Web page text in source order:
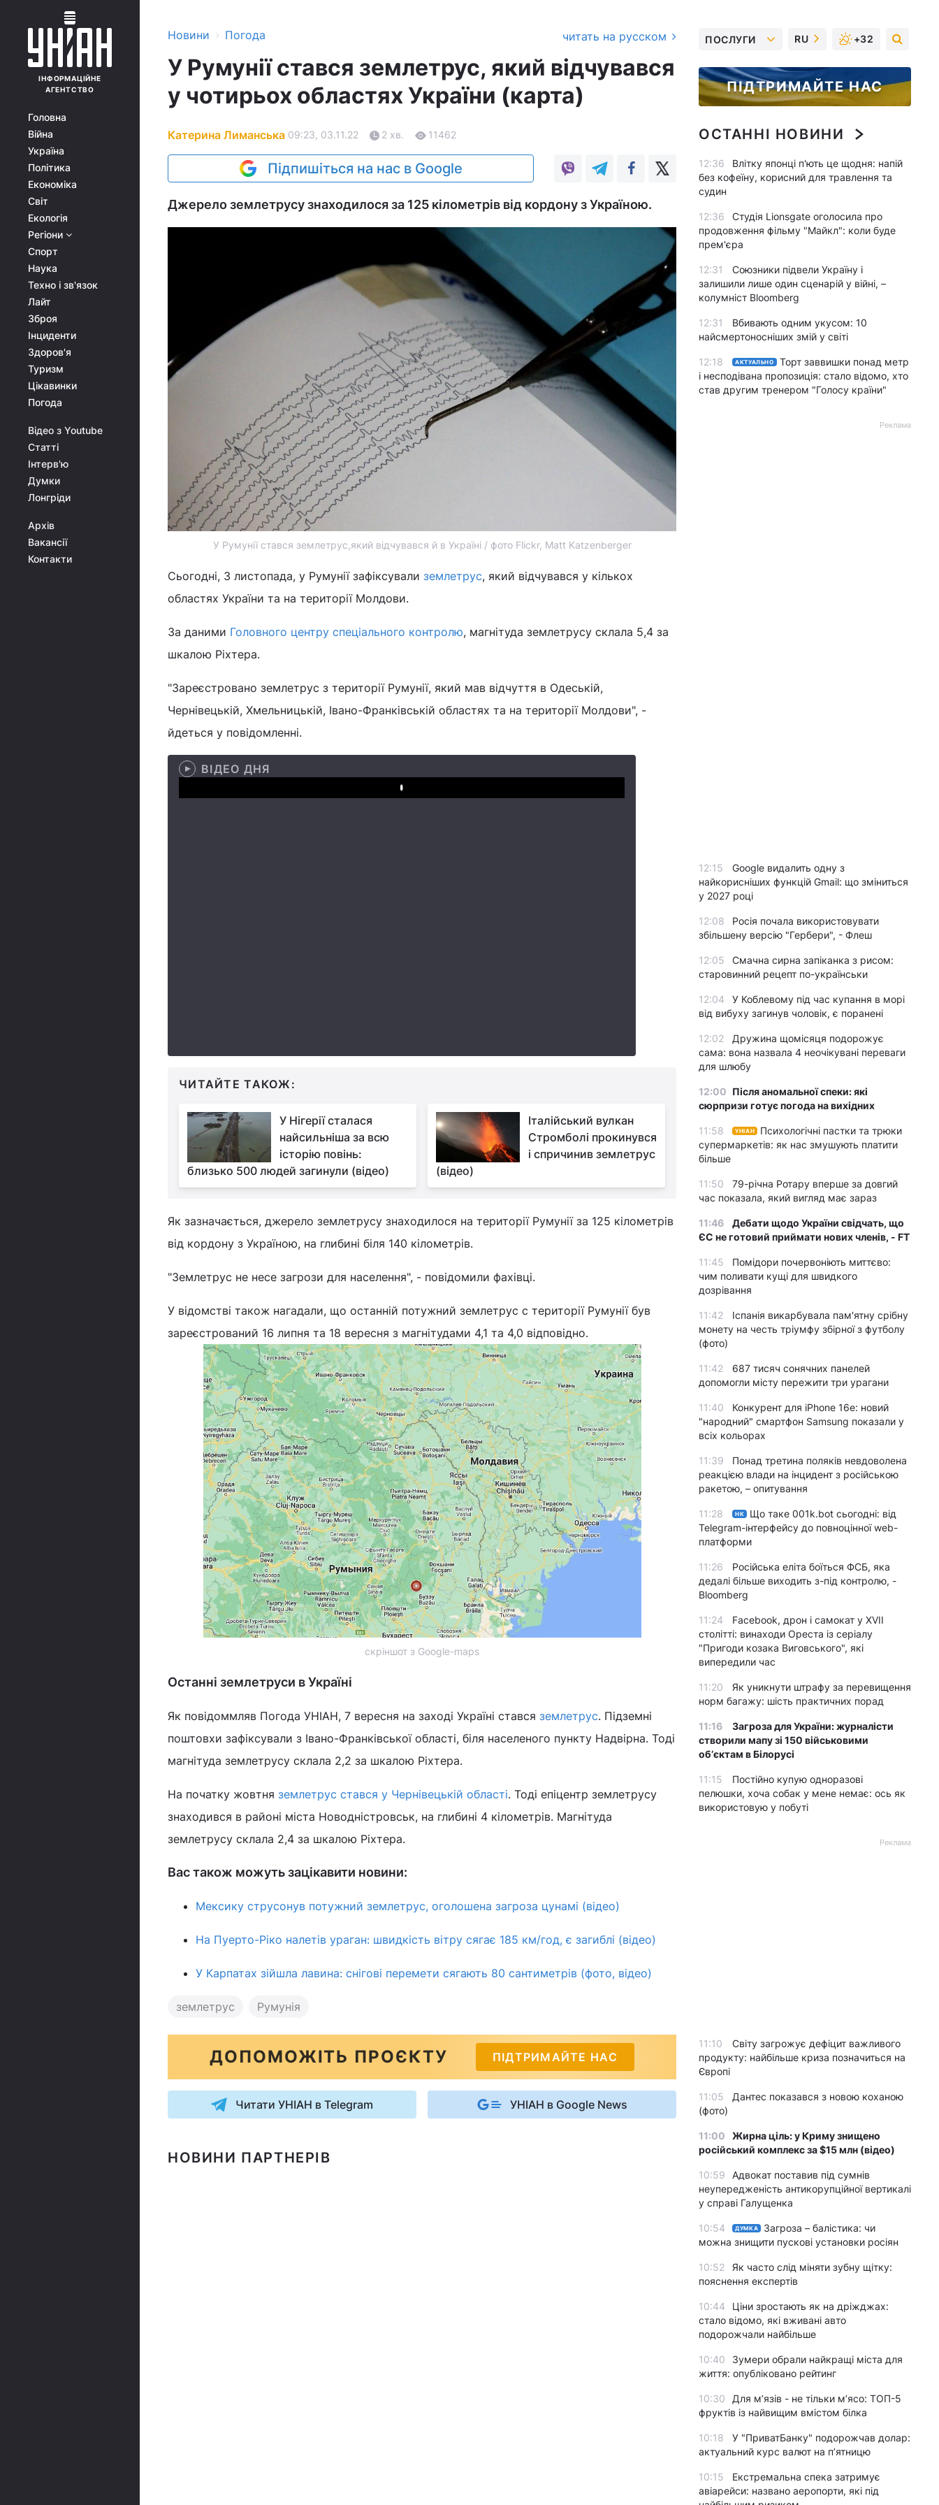
ІНФОРМАЦІЙНЕ
АГЕНТСТВО
Головна
Війна
Україна
Політика
Економіка
Світ
Екологія
Регіони
Спорт
Наука
Техно і зв'язок
Лайт
Зброя
Інциденти
Здоров'я
Туризм
Цікавинки
Погода
Відео з Youtube
Статті
Інтерв'ю
Думки
Лонгріди
Архів
Вакансії
Контакти
Новини › Погода читать на русском
У Румунії стався землетрус, який відчувався
у чотирьох областях України (карта)
Катерина Лиманська 09:23, 03.11.22 2 хв. 11462
Підпишіться на нас в Google
Джерело землетрусу знаходилося за 125 кілометрів від кордону з Україною.
У Румунії стався землетрус,який відчувався й в Україні / фото Flickr, Matt Katzenberger
Сьогодні, 3 листопада, у Румунії зафіксували землетрус, який відчувався у кількох
областях України та на території Молдови.
За даними Головного центру спеціального контролю, магнітуда землетрусу склала 5,4 за
шкалою Ріхтера.
"Зареєстровано землетрус з території Румунії, який мав відчуття в Одеській,
Чернівецькій, Хмельницькій, Івано-Франківській областях та на території Молдови", -
йдеться у повідомленні.
ВІДЕО ДНЯ
Play
ЧИТАЙТЕ ТАКОЖ:
У Нігерії сталася
найсильніша за всю
історію повінь:
близько 500 людей загинули (відео)
Італійський вулкан
Стромболі прокинувся
і спричинив землетрус
(відео)
Як зазначається, джерело землетрусу знаходилося на території Румунії за 125 кілометрів
від кордону з Україною, на глибині біля 140 кілометрів.
"Землетрус не несе загрози для населення", - повідомили фахівці.
У відомстві також нагадали, що останній потужний землетрус с території Румунії був
зареєстрований 16 липня та 18 вересня з магнітудами 4,1 та 4,0 відповідно.
скріншот з Google-maps
Останні землетруси в Україні
Як повідоммляв Погода УНІАН, 7 вересня на заході Україні стався землетрус. Підземні
поштовхи зафіксували з Івано-Франківської області, біля населеного пункту Надвірна. Тоді
магнітуда землетрусу склала 2,2 за шкалою Ріхтера.
На початку жовтня землетрус стався у Чернівецькій області. Тоді епіцентр землетрусу
знаходився в районі міста Новодністровськ, на глибині 4 кілометрів. Магнітуда
землетрусу склала 2,4 за шкалою Ріхтера.
Вас також можуть зацікавити новини:
Мексику струсонув потужний землетрус, оголошена загроза цунамі (відео)
На Пуерто-Ріко налетів ураган: швидкість вітру сягає 185 км/год, є загиблі (відео)
У Карпатах зійшла лавина: снігові перемети сягають 80 сантиметрів (фото, відео)
землетрус Румунія
ДОПОМОЖІТЬ ПРОЄКТУ ПІДТРИМАЙТЕ НАС
Читати УНІАН в Telegram УНІАН в Google News
НОВИНИ ПАРТНЕРІВ
ПОСЛУГИ RU +32
ПІДТРИМАЙТЕ НАС
ОСТАННІ НОВИНИ
12:36
Влітку японці п'ють це щодня: напій
без кофеїну, корисний для травлення та
судин
12:36
Студія Lionsgate оголосила про
продовження фільму "Майкл": коли буде
прем'єра
12:31
Союзники підвели Україну і
залишили лише один сценарій у війні, –
колумніст Bloomberg
12:31
Вбивають одним укусом: 10
найсмертоносніших змій у світі
12:18 АКТУАЛЬНО
Торт заввишки понад метр
і несподівана пропозиція: стало відомо, хто
став другим тренером "Голосу країни"
Реклама
12:15
Google видалить одну з
найкорисніших функцій Gmail: що зміниться
у 2027 році
12:08
Росія почала використовувати
збільшену версію "Гербери", - Флеш
12:05
Смачна сирна запіканка з рисом:
старовинний рецепт по-українськи
12:04
У Коблевому під час купання в морі
від вибуху загинув чоловік, є поранені
12:02
Дружина щомісяця подорожує
сама: вона назвала 4 неочікувані переваги
для шлюбу
12:00 Після аномальної спеки: які
сюрпризи готує погода на вихідних
11:58 УНІАН
Психологічні пастки та трюки
супермаркетів: як нас змушують платити
більше
11:50
79-річна Ротару вперше за довгий
час показала, який вигляд має зараз
11:46
Дебати щодо України свідчать, що
ЄС не готовий приймати нових членів, - FT
11:45
Помідори почервоніють миттєво:
чим поливати кущі для швидкого
дозрівання
11:42
Іспанія викарбувала пам'ятну срібну
монету на честь тріумфу збірної з футболу
(фото)
11:42
687 тисяч сонячних панелей
допомогли місту пережити три урагани
11:40
Конкурент для iPhone 16e: новий
"народний" смартфон Samsung показали у
всіх кольорах
11:39
Понад третина поляків невдоволена
реакцією влади на інцидент з російською
ракетою, – опитування
11:28 НК
Що таке 001k.bot сьогодні: від
Telegram-інтерфейсу до повноцінної web-
платформи
11:26
Російська еліта боїться ФСБ, яка
дедалі більше виходить з-під контролю, -
Bloomberg
11:24
Facebook, дрон і самокат у XVII
столітті: винаходи Ореста із серіалу
"Пригоди козака Виговського", які
випередили час
11:20
Як уникнути штрафу за перевищення
норм багажу: шість практичних порад
11:16
Загроза для України: журналісти
створили мапу зі 150 військовими
обʼєктам в Білорусі
11:15
Постійно купую одноразові
пелюшки, хоча собак у мене немає: ось як
використовую у побуті
Реклама
11:10
Світу загрожує дефіцит важливого
продукту: найбільше криза позначиться на
Європі
11:05
Дантес показався з новою коханою
(фото)
11:00
Жирна ціль: у Криму знищено
російський комплекс за $15 млн (відео)
10:59
Адвокат поставив під сумнів
неупередженість антикорупційної вертикалі
у справі Галущенка
10:54 ДУМКА
Загроза – балістика: чи
можна знищити пускові установки росіян
10:52
Як часто слід міняти зубну щітку:
пояснення експертів
10:44
Ціни зростають як на дріжджах:
стало відомо, які вживані авто
подорожчали найбільше
10:40
Зумери обрали найкращі міста для
життя: опубліковано рейтинг
10:30
Для м’язів - не тільки м’ясо: ТОП-5
фруктів із найвищим вмістом білка
10:18
У "ПриватБанку" подорожчав долар:
актуальний курс валют на п’ятницю
10:15
Екстремальна спека затримує
авіарейси: названо аеропорти, які під